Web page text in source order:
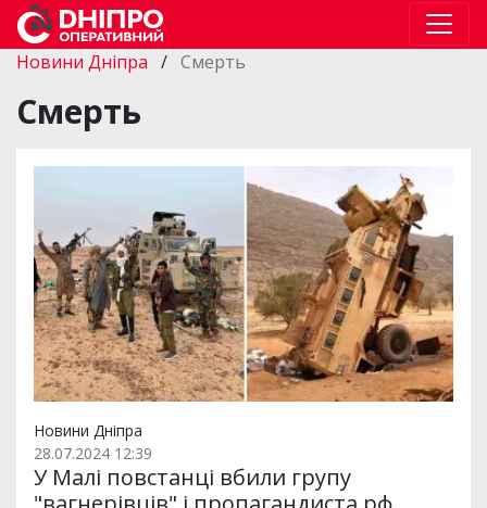
Новини Дніпра / Смерть
Смерть
Новини Дніпра
28.07.2024 12:39
У Малі повстанці вбили групу